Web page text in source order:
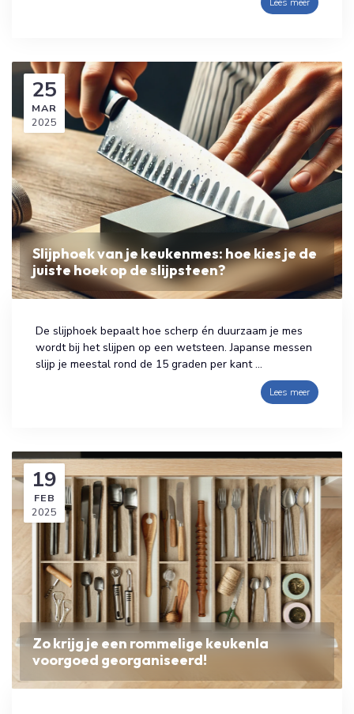
25
MAR
2025
Slijphoek van je keukenmes: hoe kies je de
juiste hoek op de slijpsteen?
De slijphoek bepaalt hoe scherp én duurzaam je mes
wordt bij het slijpen op een wetsteen. Japanse messen
slijp je meestal rond de 15 graden per kant ...
Lees meer
19
FEB
2025
Zo krijg je een rommelige keukenla
voorgoed georganiseerd!